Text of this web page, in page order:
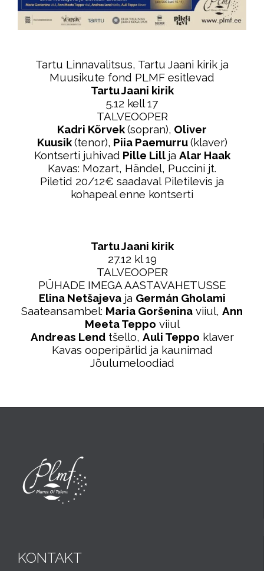
Tartu Linnavalitsus, Tartu Jaani kirik ja
Muusikute fond PLMF esitlevad
Tartu Jaani kirik
5.12 kell 17
TALVEOOPER
Kadri Kõrvek(sopran), Oliver
Kuusik(tenor), Piia Paemurru(klaver)
Kontserti juhivad Pille Lill ja Alar Haak
Kavas: Mozart, Händel, Puccini jt.
Piletid 20/12€ saadaval Piletilevis ja
kohapeal enne kontserti
Tartu Jaani kirik
27.12 kl 19
TALVEOOPER
PÜHADE IMEGA AASTAVAHETUSSE
Elina Netšajevaja Germán Gholami
Saateansambel: Maria Goršenina viiul, Ann
Meeta Teppo viiul
Andreas Lendtšello, Auli Teppo klaver
Kavas ooperipärlid ja kaunimad
Jõulumeloodiad
KONTAKT